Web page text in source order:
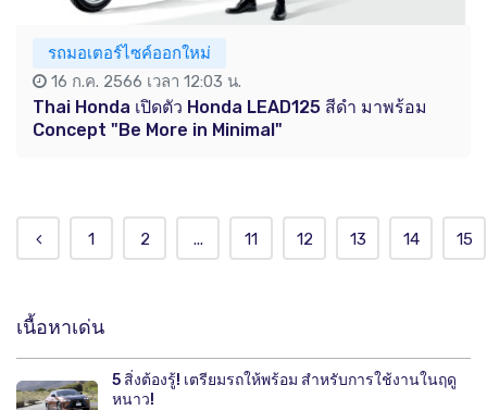
รถมอเตอร์ไซค์ออกใหม่
16 ก.ค. 2566 เวลา 12:03 น.
Thai Honda เปิดตัว Honda LEAD125 สีดำ มาพร้อม
Concept "Be More in Minimal"
1 2 ... 11 12 13 14 15
เนื้อหาเด่น
5 สิ่งต้องรู้! เตรียมรถให้พร้อม สำหรับการใช้งานในฤดู
หนาว!